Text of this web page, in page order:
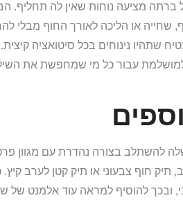
מציעה נוחות שאין לה תחליף.
שחייה או הליכה לאורך החוף מבלי
נינוחים בכל סיטואציה קיצית.
עבור כל מי שמחפשת את
להשתלב בצורה נהדרת עם מגוון
חוף צבעוני או תיק קטן לערב קיץ.
ובכך להוסיף למראה עוד אלמנט של